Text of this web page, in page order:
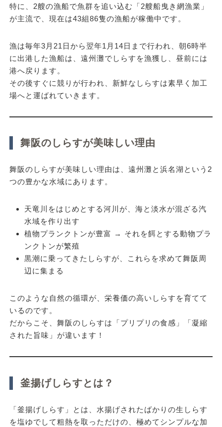
特に、2艘の漁船で魚群を追い込む「2艘船曳き網漁業 」
が主流で、現在は43組86隻の漁船が稼働中 です。
漁は毎年3月21日から翌年1月14日まで行われ、朝6時半
に出港した漁船は、遠州灘でしらすを漁獲し、昼前には
港へ戻ります。
その後すぐに競りが行われ、新鮮なしらすは素早く加工
場へと運ばれていきます。
舞阪のしらすが美味しい理由
舞阪のしらすが美味しい理由は、遠州灘と浜名湖という 2
つの豊かな水域にあります。
天竜川をはじめとする河川が、海と淡水が混ざる汽
水域を作り出す
植物プランクトンが豊富 → それを餌とする動物プラ
ンクトンが繁殖
黒潮に乗ってきたしらすが、これらを求めて舞阪周
辺に集まる
このような自然の循環が、栄養価の高いしらすを育てて
いるのです。
だからこそ、舞阪のしらすは「プリプリの食感」「凝縮
された旨味」が違います！
釜揚げしらすとは？
「釜揚げしらす」とは、水揚げされたばかりの生しらす
を塩ゆでして粗熱を取っただけの、極めてシンプルな加